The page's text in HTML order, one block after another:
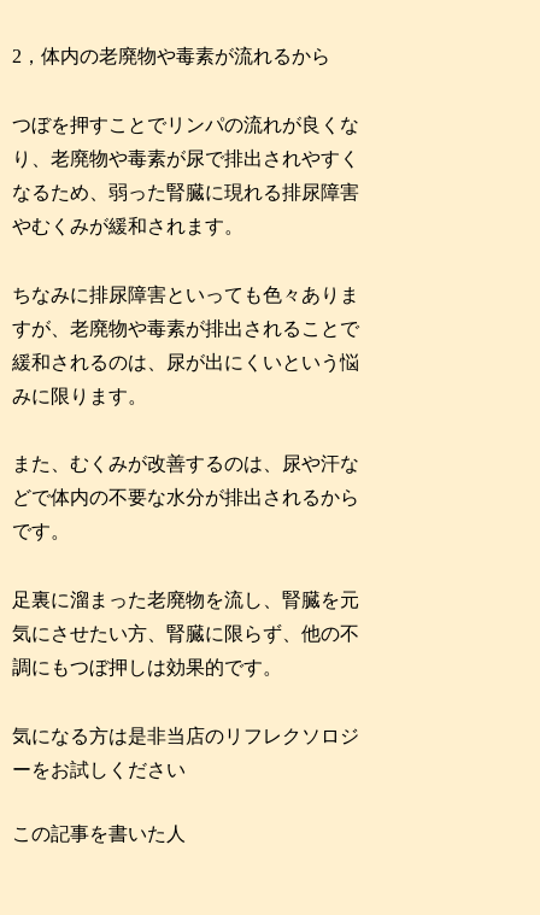
2，体内の老廃物や毒素が流れるから
つぼを押すことでリンパの流れが良くな
り、老廃物や毒素が尿で排出されやすく
なるため、弱った腎臓に現れる排尿障害
やむくみが緩和されます。
ちなみに排尿障害といっても色々ありま
すが、老廃物や毒素が排出されることで
緩和されるのは、尿が出にくいという悩
みに限ります。
また、むくみが改善するのは、尿や汗な
どで体内の不要な水分が排出されるから
です。
足裏に溜まった老廃物を流し、腎臓を元
気にさせたい方、腎臓に限らず、他の不
調にもつぼ押しは効果的です。
気になる方は是非当店のリフレクソロジ
ーをお試しください
この記事を書いた人